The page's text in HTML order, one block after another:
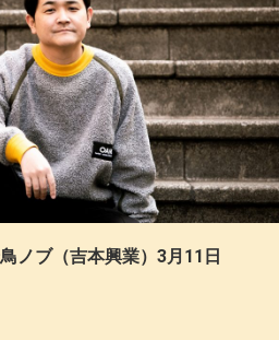
ノブ（吉本興業）3月11日